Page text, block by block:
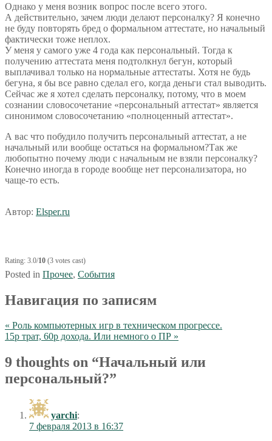
Однако у меня возник вопрос после всего этого.
А действительно, зачем люди делают персоналку? Я конечно
не буду повторять бред о формальном аттестате, но начальный
фактически тоже неплох.
У меня у самого уже 4 года как персональный. Тогда к
получению аттестата меня подтолкнул бегун, который
выплачивал только на нормальные аттестаты. Хотя не будь
бегуна, я бы все равно сделал его, когда деньги стал выводить.
Сейчас же я хотел сделать персоналку, потому, что в моем
сознании словосочетание «персональный аттестат» является
синонимом словосочетанию «полноценный аттестат».
А вас что побудило получить персональный аттестат, а не
начальный или вообще остаться на формальном?Так же
любопытно почему люди с начальным не взяли персоналку?
Конечно иногда в городе вообще нет персонализатора, но
чаще-то есть.
Автор: Elsper.ru
Rating: 3.0/10 (3 votes cast)
Posted in Прочее, События
Навигация по записям
« Роль компьютерных игр в техническом прогрессе.
15р трат, 60р дохода. Или немного о ПР »
9 thoughts on “Начальный или
персональный?”
yarchi:
7 февраля 2013 в 16:37